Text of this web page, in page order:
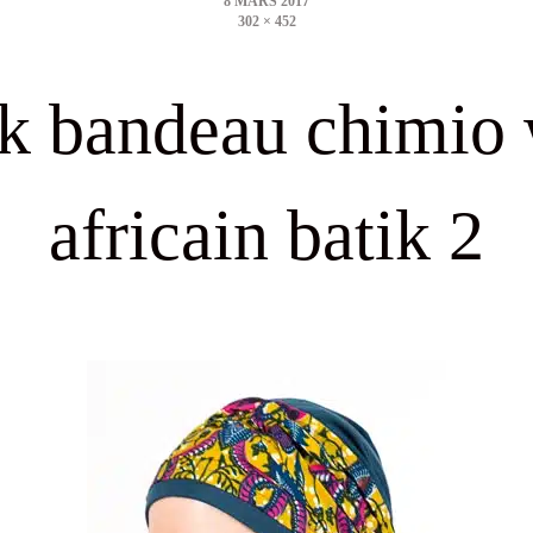
size
bandeau chimio
africain batik 2